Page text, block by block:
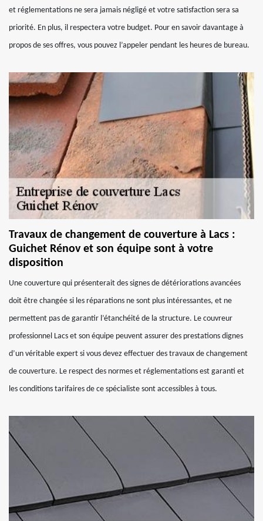
et réglementations ne sera jamais négligé et votre satisfaction sera sa
priorité. En plus, il respectera votre budget. Pour en savoir davantage à
propos de ses offres, vous pouvez l’appeler pendant les heures de bureau.
Travaux de changement de couverture à Lacs :
Guichet Rénov et son équipe sont à votre
disposition
Une couverture qui présenterait des signes de détériorations avancées
doit être changée si les réparations ne sont plus intéressantes, et ne
permettent pas de garantir l’étanchéité de la structure. Le couvreur
professionnel Lacs et son équipe peuvent assurer des prestations dignes
d’un véritable expert si vous devez effectuer des travaux de changement
de couverture. Le respect des normes et réglementations est garanti et
les conditions tarifaires de ce spécialiste sont accessibles à tous.